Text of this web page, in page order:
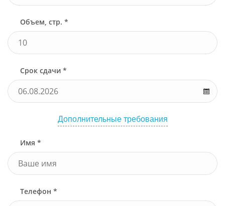
Объем, стр. *
Срок сдачи *
Дополнительные требования
Имя *
Телефон *